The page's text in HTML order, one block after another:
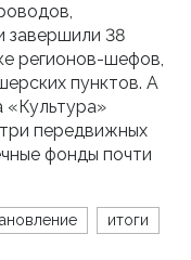
завершили 38
регионов-шефов,
пунктов. А
«Культура»
передвижных
фонды почти
итоги